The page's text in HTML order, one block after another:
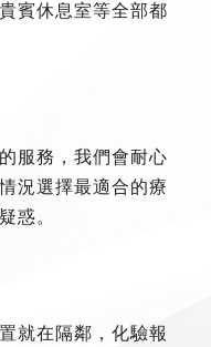
賓休息室等全部都
服務，我們會耐心
況選擇最適合的療
惑。
就在隔鄰，化驗報